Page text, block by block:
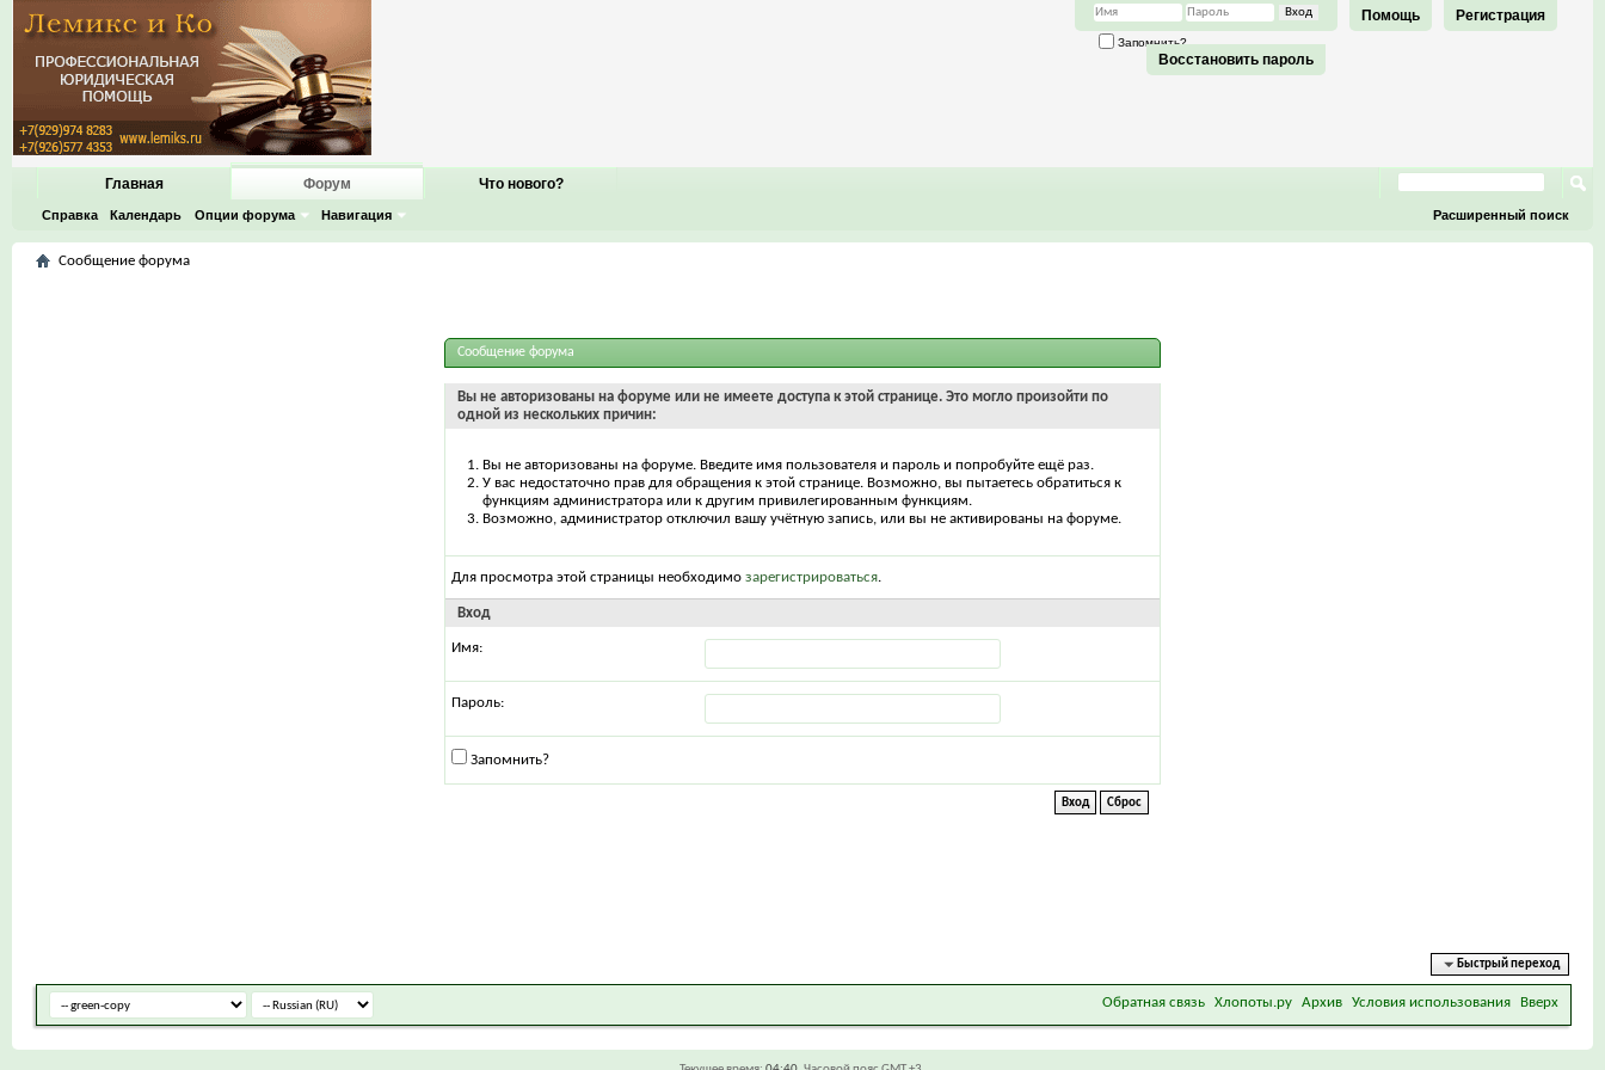
Регистрация
Помощь
Запомнить?
Восстановить пароль
Главная Форум
Справка Календарь Опции форума Навигация
Что нового?
Расширенный поиск
Сообщение форума
Сообщение форума
Вы не авторизованы на форуме или не имеете доступа к этой странице. Это могло произойти по
одной из нескольких причин:
Вы не авторизованы на форуме. Введите имя пользователя и пароль и попробуйте ещё раз.
У вас недостаточно прав для обращения к этой странице. Возможно, вы пытаетесь обратиться к
функциям администратора или к другим привилегированным функциям.
Возможно, администратор отключил вашу учётную запись, или вы не активированы на форуме.
Для просмотра этой страницы необходимо зарегистрироваться.
Вход
Имя:
Пароль:
Запомнить?
Быстрый переход
Обратная связь Хлопоты.ру Архив Условия использования Вверх